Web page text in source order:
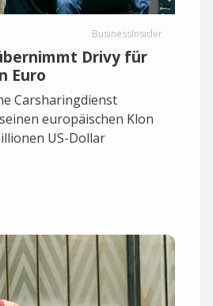
BusinessInsider
Drivy für
Euro
Carsharingdienst
europäischen Klon
US-Dollar